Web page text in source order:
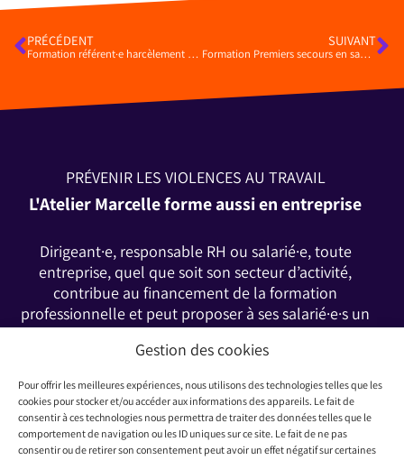
Gestion des cookies
Pour offrir les meilleures expériences, nous utilisons des technologies telles que les
cookies pour stocker et/ou accéder aux informations des appareils. Le fait de
consentir à ces technologies nous permettra de traiter des données telles que le
comportement de navigation ou les ID uniques sur ce site. Le fait de ne pas
consentir ou de retirer son consentement peut avoir un effet négatif sur certaines
PRÉCÉDENT
Formation référent·e harcèlement et discrimination dans le cinéma et l’audiovisuel
SUIVANT
Formation Premiers secours en santé mentale (PSSM)
PRÉVENIR LES VIOLENCES AU TRAVAIL
L'Atelier Marcelle forme aussi en entreprise
Dirigeant·e, responsable RH ou salarié·e, toute
entreprise, quel que soit son secteur d’activité,
contribue au financement de la formation
professionnelle et peut proposer à ses salarié·e·s un
plan de formation. Découvrez les différentes
possibilités de financement.
FINANCEMENT POSSIBLE